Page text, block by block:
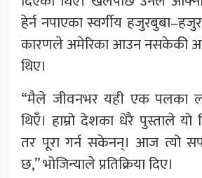
हेर्न नपाएका स्वर्गीय
कारणले अमेरिका आउन नसकेकी
थिए।
“मैले जीवनभर यही एक पलका
थिएँ। हाम्रो देशका धेरै पुस्ताले
तर पूरा गर्न सकेनन्। आज त्यो
छ,” भोजिन्याले प्रतिक्रिया दिए।